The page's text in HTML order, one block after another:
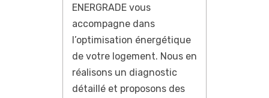
ENERGRADE vous
accompagne dans
l’optimisation énergétique
de votre logement. Nous en
réalisons un diagnostic
détaillé et proposons des